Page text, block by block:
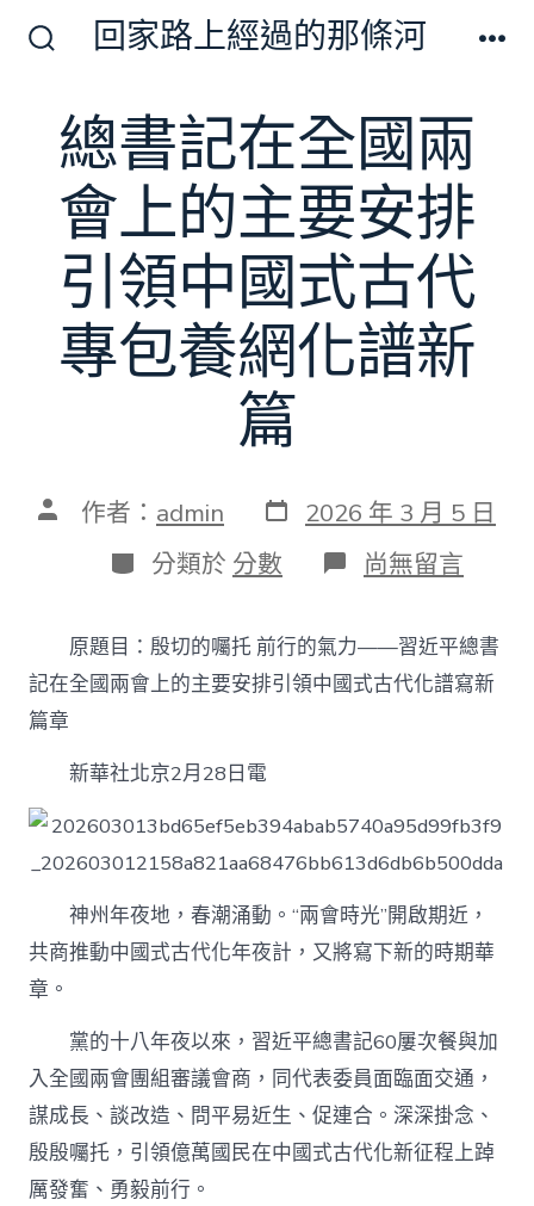
換
開
回家路上經過的那條河
總書記在全國兩
會上的主要安排
引領中國式古代
專包養網化譜新
篇
文 作者： admin 發
表
日
期
2026 年 3 月 5 日
分
類
分類於 分數 在
〈總
在
全
主
要
安
排
引
領
中
古
代
專
包
養
網
尚無留言
原題目：殷切的囑托 前行的氣力——習近平總書
記在全國兩會上的主要安排引領中國式古代化譜寫新
篇章
新華社北京2月28日電
神州年夜地，春潮涌動。“兩會時光”開啟期近，
共商推動中國式古代化年夜計，又將寫下新的時期華
章。
黨的十八年夜以來，習近平總書記60屢次餐與加
入全國兩會團組審議會商，同代表委員面臨面交通，
謀成長、談改造、問平易近生、促連合。深深掛念、
殷殷囑托，引領億萬國民在中國式古代化新征程上踔
厲發奮、勇毅前行。